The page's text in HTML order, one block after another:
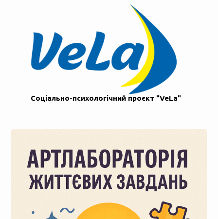
Соціально-психологічний проєкт "VeLa"